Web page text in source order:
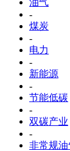
油气
-
煤炭
-
电力
-
新能源
-
节能低碳
-
双碳产业
-
非常规油